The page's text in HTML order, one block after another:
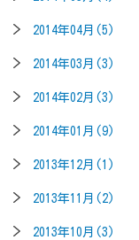
2014年04月(5)
2014年03月(3)
2014年02月(3)
2014年01月(9)
2013年12月(1)
2013年11月(2)
2013年10月(3)